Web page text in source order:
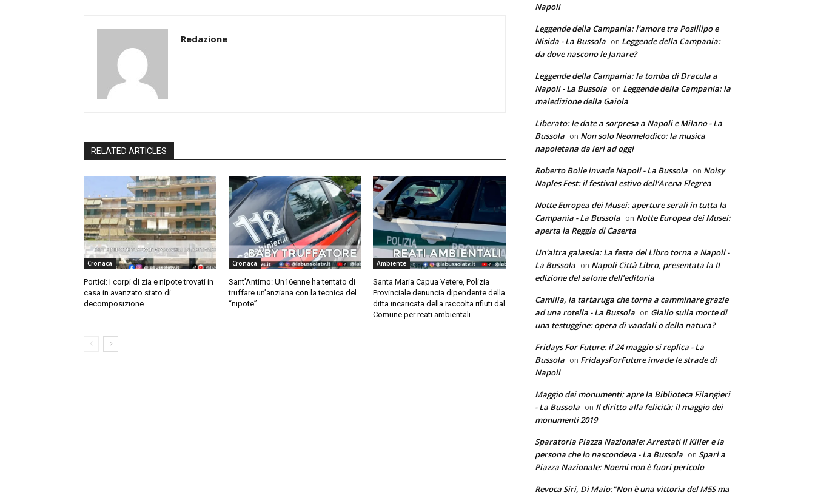
Redazione
RELATED ARTICLES
Cronaca
Portici: I corpi di zia e nipote trovati in
casa in avanzato stato di
decomposizione
Cronaca
Sant’Antimo: Un16enne ha tentato di
truffare un’anziana con la tecnica del
“nipote”
Ambiente
Santa Maria Capua Vetere, Polizia
Provinciale denuncia dipendente della
ditta incaricata della raccolta rifiuti dal
Comune per reati ambientali
Napoli
Leggende della Campania: l'amore tra Posillipo e
Nisida - La Bussola on Leggende della Campania:
da dove nascono le Janare?
Leggende della Campania: la tomba di Dracula a
Napoli - La Bussola on Leggende della Campania: la
maledizione della Gaiola
Liberato: le date a sorpresa a Napoli e Milano - La
Bussola on Non solo Neomelodico: la musica
napoletana da ieri ad oggi
Roberto Bolle invade Napoli - La Bussola on Noisy
Naples Fest: il festival estivo dell’Arena Flegrea
Notte Europea dei Musei: aperture serali in tutta la
Campania - La Bussola on Notte Europea dei Musei:
aperta la Reggia di Caserta
Un'altra galassia: La festa del Libro torna a Napoli -
La Bussola on Napoli Città Libro, presentata la II
edizione del salone dell’editoria
Camilla, la tartaruga che torna a camminare grazie
ad una rotella - La Bussola on Giallo sulla morte di
una testuggine: opera di vandali o della natura?
Fridays For Future: il 24 maggio si replica - La
Bussola on FridaysForFuture invade le strade di
Napoli
Maggio dei monumenti: apre la Biblioteca Filangieri
- La Bussola on Il diritto alla felicità: il maggio dei
monumenti 2019
Sparatoria Piazza Nazionale: Arrestati il Killer e la
persona che lo nascondeva - La Bussola on Spari a
Piazza Nazionale: Noemi non è fuori pericolo
Revoca Siri, Di Maio:"Non è una vittoria del M5S ma